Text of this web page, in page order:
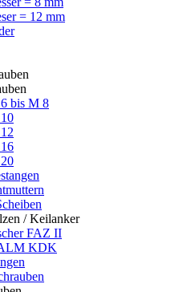
= 12 mm
bis M 8
/ Keilanker
FAZ II
KDK